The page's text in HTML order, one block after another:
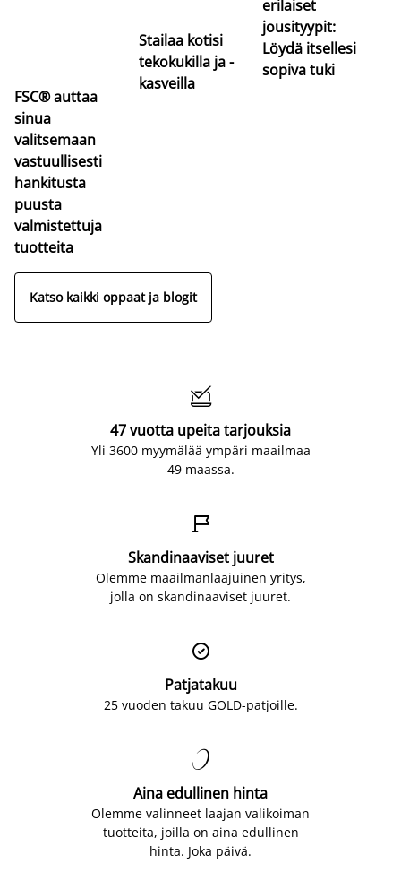
FSC® auttaa
sinua
valitsemaan
vastuullisesti
hankitusta
puusta
valmistettuja
tuotteita
Stailaa kotisi
tekokukilla ja -
kasveilla
erilaiset
jousityypit:
Löydä itsellesi
sopiva tuki
Katso kaikki oppaat ja blogit

47 vuotta upeita tarjouksia
Yli 3600 myymälää ympäri maailmaa
49 maassa.

Skandinaaviset juuret
Olemme maailmanlaajuinen yritys,
jolla on skandinaaviset juuret.

Patjatakuu
25 vuoden takuu GOLD-patjoille.

Aina edullinen hinta
Olemme valinneet laajan valikoiman
tuotteita, joilla on aina edullinen
hinta. Joka päivä.